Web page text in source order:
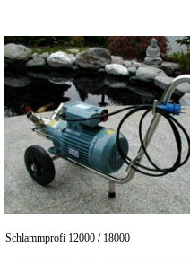
Schlammprofi 12000 / 18000